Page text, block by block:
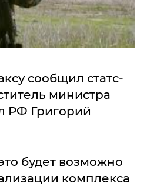
сообщил статс-
министра
РФ Григорий
будет возможно
комплекса